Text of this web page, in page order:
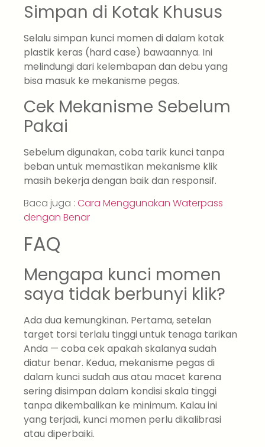
Simpan di Kotak Khusus
Selalu simpan kunci momen di dalam kotak
plastik keras (hard case) bawaannya. Ini
melindungi dari kelembapan dan debu yang
bisa masuk ke mekanisme pegas.
Cek Mekanisme Sebelum
Pakai
Sebelum digunakan, coba tarik kunci tanpa
beban untuk memastikan mekanisme klik
masih bekerja dengan baik dan responsif.
Baca juga : Cara Menggunakan Waterpass
dengan Benar
FAQ
Mengapa kunci momen
saya tidak berbunyi klik?
Ada dua kemungkinan. Pertama, setelan
target torsi terlalu tinggi untuk tenaga tarikan
Anda — coba cek apakah skalanya sudah
diatur benar. Kedua, mekanisme pegas di
dalam kunci sudah aus atau macet karena
sering disimpan dalam kondisi skala tinggi
tanpa dikembalikan ke minimum. Kalau ini
yang terjadi, kunci momen perlu dikalibrasi
atau diperbaiki.